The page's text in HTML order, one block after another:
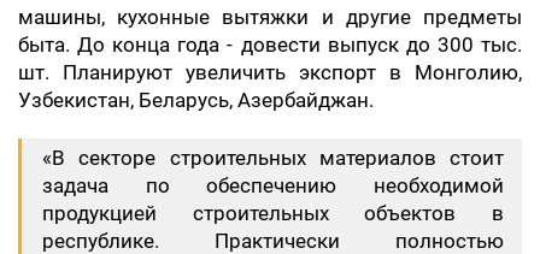
машины, кухонные вытяжки и другие предметы
быта. До конца года - довести выпуск до 300 тыс.
шт. Планируют увеличить экспорт в Монголию,
Узбекистан, Беларусь, Азербайджан.
«В секторе строительных материалов стоит
задача по обеспечению необходимой
продукцией строительных объектов в
республике. Практически полностью